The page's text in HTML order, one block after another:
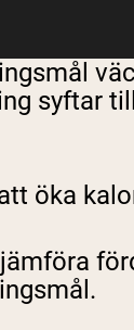
syftar
öka